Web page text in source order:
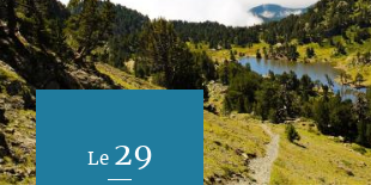
Le 29